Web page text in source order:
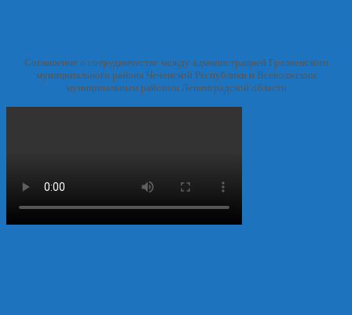
Соглашение о сотрудничестве между администрацией Грозненского
муниципального района Чеченской Республики и Всеволжским
муниципальным районом Ленинградской области